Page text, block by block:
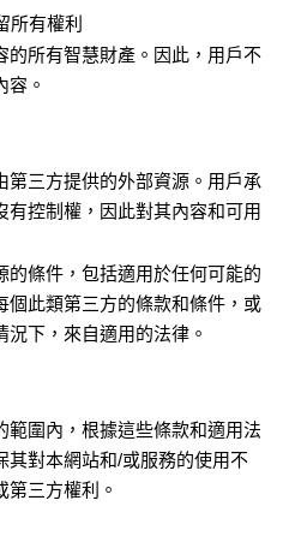
所有權利
的所有智慧財產。因此，用戶不
容。
第三方提供的外部資源。用戶承
控制權，因此對其內容和可用
的條件，包括適用於任何可能的
個此類第三方的條款和條件，或
下，來自適用的法律。
範圍內，根據這些條款和適用法
其對本網站和/或服務的使用不
三方權利。